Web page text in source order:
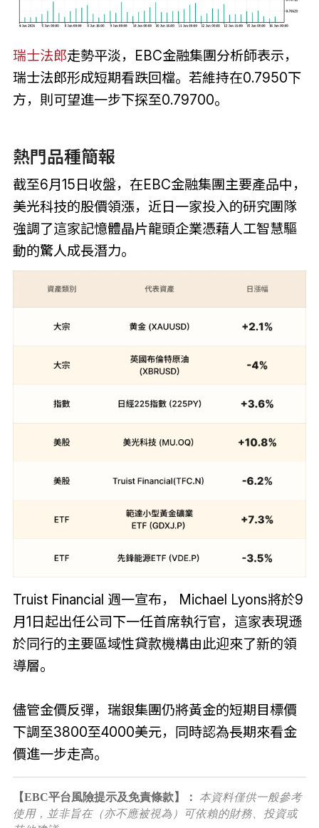
瑞士法郎走勢平淡，EBC金融集團分析師表示，
瑞士法郎形成短期看跌回檔。若維持在0.7950下
方，則可望進一步下探至0.79700。
熱門品種簡報
截至6月15日收盤，在EBC金融集團主要產品中，
美光科技的股價領漲，近日一家投入的研究團隊
強調了這家記憶體晶片龍頭企業憑藉人工智慧驅
動的驚人成長潛力。
Truist Financial 週一宣布， Michael Lyons將於9
月1日起出任公司下一任首席執行官，這家表現遜
於同行的主要區域性貸款機構由此迎來了新的領
導層。
儘管金價反彈，瑞銀集團仍將黃金的短期目標價
下調至3800至4000美元，同時認為長期來看金
價進一步走高。
【EBC平台風險提示及免責條款】：
本資料僅供一般參考
使用，並非旨在（亦不應被視為）可依賴的財務、投資或